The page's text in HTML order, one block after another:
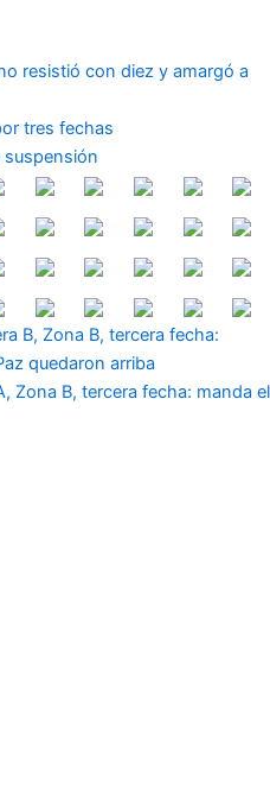
resistió con diez y amargó a
tres fechas
suspensión
B, Zona B, tercera fecha:
quedaron arriba
Zona B, tercera fecha: manda el